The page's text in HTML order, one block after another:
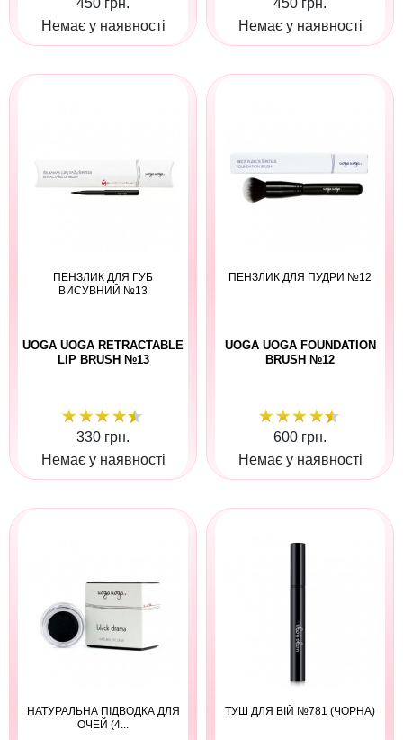
450 грн.
Немає у наявності
450 грн.
Немає у наявності
ПЕНЗЛИК ДЛЯ ГУБ
ВИСУВНИЙ №13
UOGA UOGA RETRACTABLE
LIP BRUSH №13
330 грн.
Немає у наявності
ПЕНЗЛИК ДЛЯ ПУДРИ №12
UOGA UOGA FOUNDATION
BRUSH №12
600 грн.
Немає у наявності
НАТУРАЛЬНА ПІДВОДКА ДЛЯ
ОЧЕЙ (4...
ТУШ ДЛЯ ВІЙ №781 (ЧОРНА)